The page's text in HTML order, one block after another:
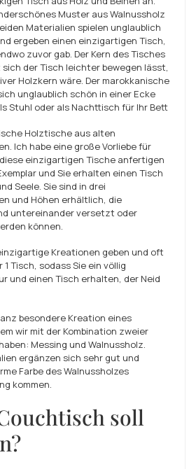
Muster aus Walnussholz
Materialien spielen unglaublich
ergeben einen einzigartigen Tisch,
zuvor gab. Der Kern des Tisches
der Tisch leichter bewegen lässt,
Holzkern wäre. Der marokkanische
unglaublich schön in einer Ecke
Stuhl oder als Nachttisch für Ihr Bett
Holztische aus alten
Ich habe eine große Vorliebe für
einzigartigen Tische anfertigen
und Sie erhalten einen Tisch
Seele. Sie sind in drei
und Höhen erhältlich, die
untereinander versetzt oder
können.
Kreationen geben und oft
Tisch, sodass Sie ein völlig
und einen Tisch erhalten, der Neid
besondere Kreation eines
wir mit der Kombination zweier
Messing und Walnussholz.
ergänzen sich sehr gut und
Farbe des Walnussholzes
kommen.
soll